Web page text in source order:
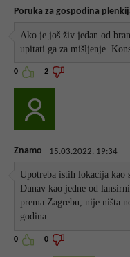
Poruka za gospodina
Ako je još živ jedan od
upitati ga za mišljenje.
0 2
Znamo 15.03.2022. 19:34
Upotreba istih lokacija kao
Dunav kao jedne od
prema Zagrebu, nije ništa
godina.
0 0